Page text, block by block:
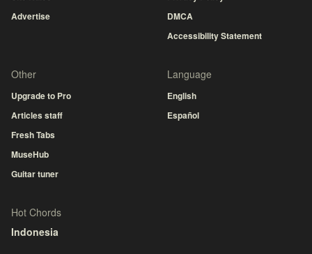
Advertise
DMCA
Accessibility Statement
Other
Upgrade to Pro
Articles staff
Fresh Tabs
MuseHub
Guitar tuner
Language
English
Español
Hot Chords
Indonesia